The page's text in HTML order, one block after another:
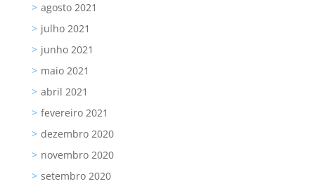
agosto 2021
julho 2021
junho 2021
maio 2021
abril 2021
fevereiro 2021
dezembro 2020
novembro 2020
setembro 2020